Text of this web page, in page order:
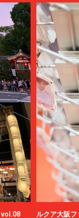
vol.08 ルクア大阪